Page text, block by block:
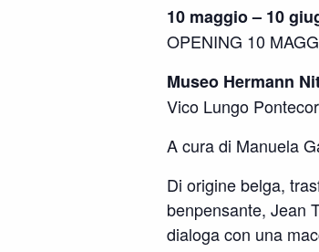
10 maggio – 10
OPENING 10
Museo Hermann
Vico Lungo
A cura di Manuela
Di origine belga,
benpensante, Jean
dialoga con una